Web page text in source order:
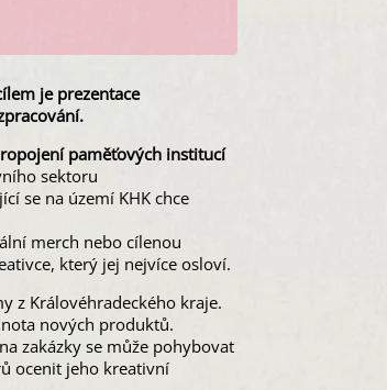
je prezentace
paměťových institucí
sektoru
se na území KHK chce
merch nebo cílenou
který jej nejvíce osloví.
z Královéhradeckého kraje.
nových produktů.
zakázky se může pohybovat
ocenit jeho kreativní